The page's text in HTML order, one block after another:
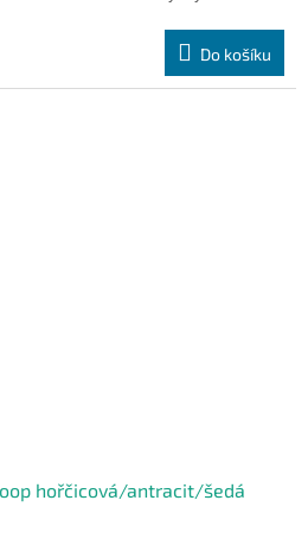
Do košíku
hořčicová/antracit/šedá